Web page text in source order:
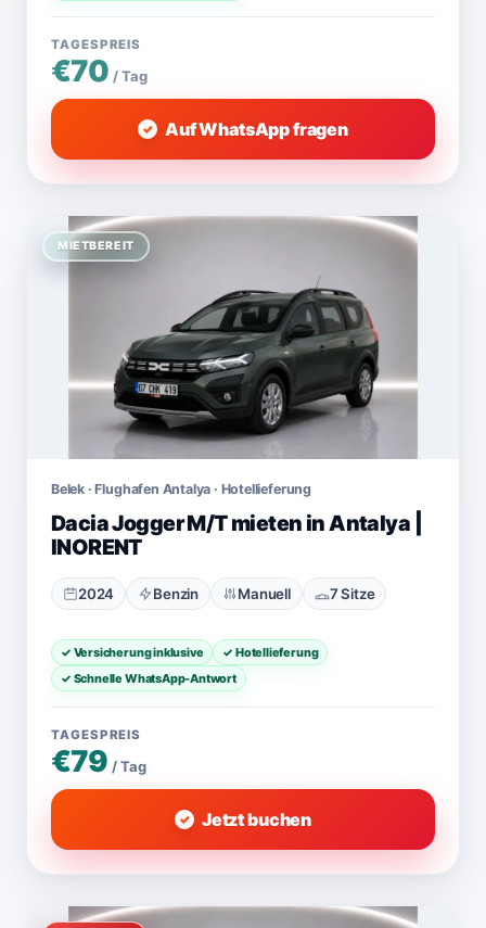
TAGESPREIS
€70 / Tag
Auf WhatsApp fragen
MIETBEREIT
Belek · Flughafen Antalya · Hotellieferung
Dacia Jogger M/T mieten in Antalya |
INORENT
2024 Benzin Manuell 7 Sitze
✓ Versicherung inklusive
✓ Hotellieferung
✓ Schnelle WhatsApp-Antwort
TAGESPREIS
€79 / Tag
Jetzt buchen